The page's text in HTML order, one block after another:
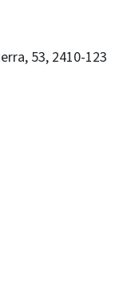
53, 2410-123